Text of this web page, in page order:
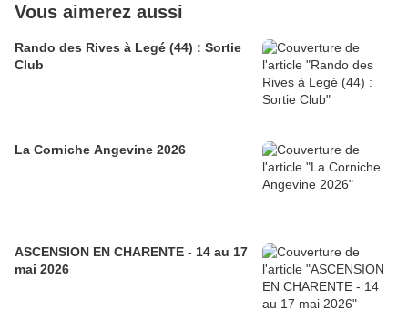
Vous aimerez aussi
Rando des Rives à Legé (44) : Sortie
Club
La Corniche Angevine 2026
ASCENSION EN CHARENTE - 14 au 17
mai 2026